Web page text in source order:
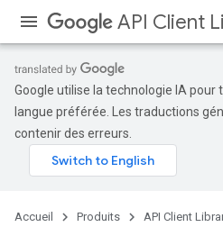
API Client
Google utilise la technologie IA
langue préférée. Les traductions
contenir des erreurs.
Accueil Produits API Client